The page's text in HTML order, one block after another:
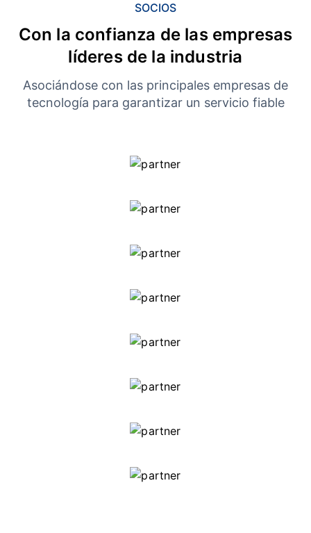
SOCIOS
Con la confianza de las empresas
líderes de la industria
Asociándose con las principales empresas de
tecnología para garantizar un servicio fiable